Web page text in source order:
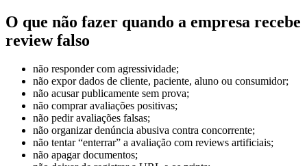
O que não fazer quando a empresa recebe
review falso
não responder com agressividade;
não expor dados de cliente, paciente, aluno ou consumidor;
não acusar publicamente sem prova;
não comprar avaliações positivas;
não pedir avaliações falsas;
não organizar denúncia abusiva contra concorrente;
não tentar “enterrar” a avaliação com reviews artificiais;
não apagar documentos;